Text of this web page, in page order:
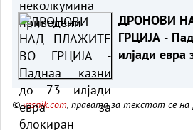
ДРОНОВИ
ГРЦИЈА -
илјади евра
©vesnik.com, правата за текстот се на